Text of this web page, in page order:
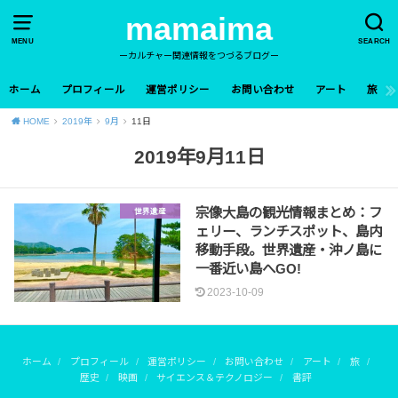
MENU SEARCH
mamaima
ーカルチャー関連情報をつづるブログー
ホーム プロフィール 運営ポリシー お問い合わせ アート 旅
HOME 2019年 9月 11日
2019年9月11日
世界遺産
宗像大島の観光情報まとめ：フ
ェリー、ランチスポット、島内
移動手段。世界遺産・沖ノ島に
一番近い島へGO!
2023-10-09
ホーム プロフィール 運営ポリシー お問い合わせ アート
旅
歴史
映画 サイエンス＆テクノロジー 書評